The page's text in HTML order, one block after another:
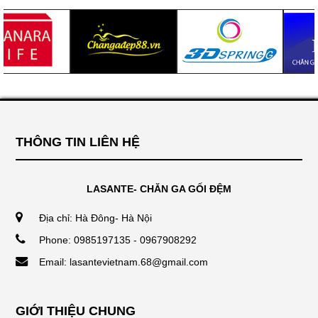
THÔNG TIN LIÊN HỆ
LASANTE- CHĂN GA GỐI ĐỆM
Địa chỉ: Hà Đông- Hà Nội
Phone: 0985197135 - 0967908292
Email: lasantevietnam.68@gmail.com
GIỚI THIỆU CHUNG